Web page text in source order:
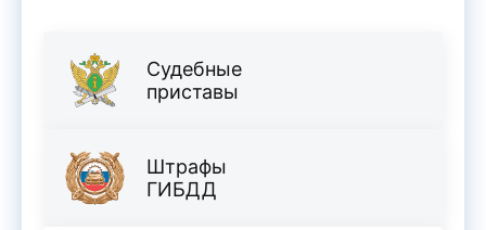
Судебные
приставы
Штрафы
ГИБДД